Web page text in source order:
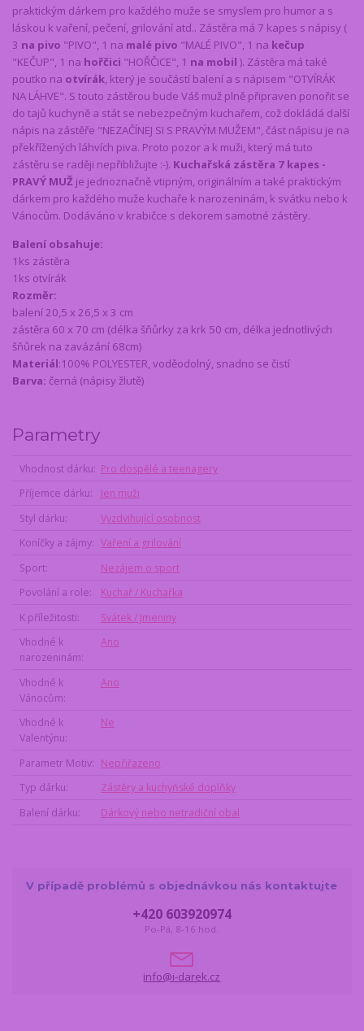
praktickým dárkem pro každého muže se smyslem pro humor a s
láskou k vaření, pečení, grilování atd.. Zástěra má 7 kapes s nápisy (
3 na pivo "PIVO", 1 na malé pivo "MALÉ PIVO", 1 na kečup
"KEČUP", 1 na hořčici "HOŘČICE", 1 na mobil ). Zástěra má také
poutko na otvírák , který je součástí balení a s nápisem "OTVÍRÁK
NA LÁHVE". S touto zástěrou bude Váš muž plně připraven ponořit se
do tajů kuchyně a stát se nebezpečným kuchařem, což dokládá další
nápis na zástěře "NEZAČÍNEJ SI S PRAVÝM MUŽEM", část nápisu je na
překřížených láhvích piva. Proto pozor a k muži, který má tuto
zástěru se raději nepřibližujte :-). Kuchařská zástěra 7 kapes -
PRAVÝ MUŽ je jednoznačně vtipným, originálním a také praktickým
dárkem pro každého muže kuchaře k narozeninám, k svátku nebo k
Vánocům. Dodáváno v krabičce s dekorem samotné zástěry.
Balení obsahuje:
1ks zástěra
1ks otvírák
Rozměr:
balení 20,5 x 26,5 x 3 cm
zástěra 60 x 70 cm (délka šňůrky za krk 50 cm, délka jednotlivých
šňůrek na zavázání 68cm)
Materiál:100% POLYESTER, voděodolný, snadno se čistí
Barva: černá (nápisy žlutě)
Parametry
Vhodnost dárku
Pro dospělé a teenagery
Příjemce dárku
Jen muži
Styl dárku
Vyzdvihující osobnost
Koníčky a zájmy
Vaření a grilování
Sport
Nezájem o sport
Povolání a role
Kuchař / Kuchařka
K příležitosti
Svátek / Jmeniny
Vhodné k
narozeninám
Ano
Vhodné k
Vánocům
Ano
Vhodné k
Valentýnu
Ne
Parametr Motiv
Nepřiřazeno
Typ dárku
Zástěry a kuchyňské doplňky
Balení dárku
Dárkový nebo netradiční obal
V případě problémů s objednávkou nás kontaktujte
+420 603920974
Po-Pá, 8-16 hod.
info@i-darek.cz